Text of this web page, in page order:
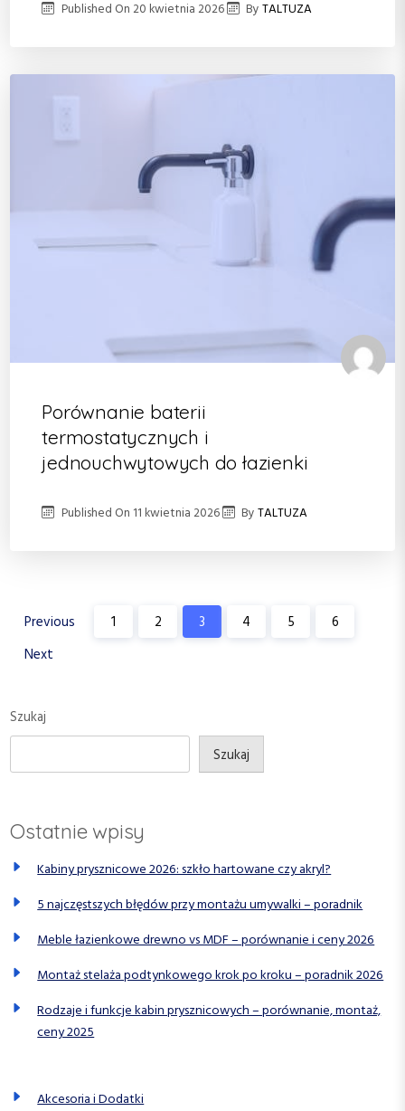
Published On20 kwietnia 2026 ByTALTUZA
Porównanie baterii
termostatycznych i
jednouchwytowych do łazienki
Published On 11 kwietnia 2026 ByTALTUZA
S
t
c
a
i
e
w
i
Previous 1 2 3 4 5
6
Next
Szukaj
Szukaj
Ostatnie wpisy
Kabiny prysznicowe 2026: szkło hartowane czy akryl?
5 najczęstszych błędów przy montażu umywalki – poradnik
Meble łazienkowe drewno vs MDF – porównanie i ceny 2026
Montaż stelaża podtynkowego krok po kroku – poradnik 2026
Rodzaje i funkcje kabin prysznicowych – porównanie, montaż,
ceny 2025
Akcesoria i Dodatki